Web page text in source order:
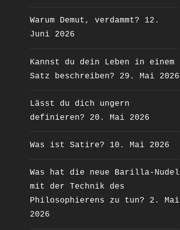
Warum Demut, verdammt?
12.
Juni 2026
Kannst du dein Leben in einem
Satz beschreiben?
29. Mai 2026
Lässt du dich ungern
definieren?
20. Mai 2026
Was ist Satire? 10. Mai 2026
Was hat die neue Barilla-Nudel
mit der Technik des
Philosophierens zu tun?
2. Mai
2026